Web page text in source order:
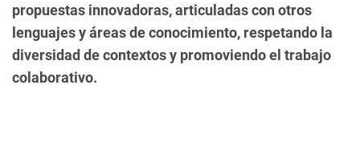
propuestas innovadoras, articuladas con otros
lenguajes y áreas de conocimiento, respetando la
diversidad de contextos y promoviendo el trabajo
colaborativo.